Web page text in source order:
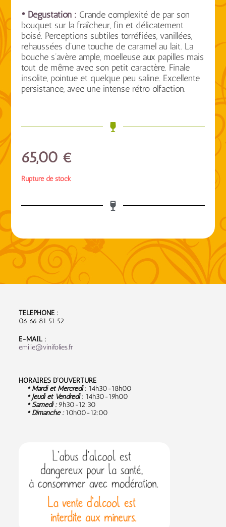
• Dégustation : Grande complexité de par son
bouquet sur la fraîcheur, fin et délicatement
boisé. Perceptions subtiles torréfiées, vanillées,
rehaussées d’une touche de caramel au lait. La
bouche s’avère ample, moelleuse aux papilles mais
tout de même avec son petit caractère. Finale
insolite, pointue et quelque peu saline. Excellente
persistance, avec une intense rétro olfaction.
65,00 €
Rupture de stock
TÉLÉPHONE :
06 66 81 51 52
E-MAIL :
emilie@vinifolies.fr
HORAIRES D’OUVERTURE
• Mardi et Mercredi: 14h30-18h00
• Jeudi et Vendredi: 14h30-19h00
• Samedi :9h30-12:30
• Dimanche :10h00-12:00